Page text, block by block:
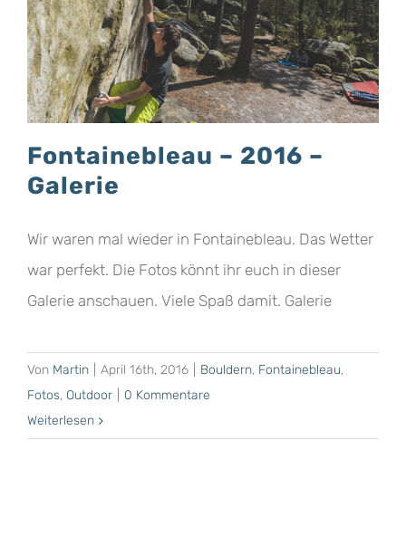
Fontainebleau – 2016 –
Galerie
Wir waren mal wieder in Fontainebleau. Das Wetter
war perfekt. Die Fotos könnt ihr euch in dieser
Galerie anschauen. Viele Spaß damit. Galerie
Von Martin April 16th, 2016 Bouldern, Fontainebleau,
Fotos, Outdoor
0 Kommentare
Weiterlesen